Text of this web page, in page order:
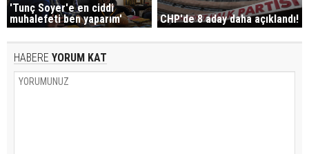
'Tunç Soyer'e en ciddi
muhalefeti ben yaparım'
CHP'de 8 aday daha açıklandı!
HABERE YORUM KAT